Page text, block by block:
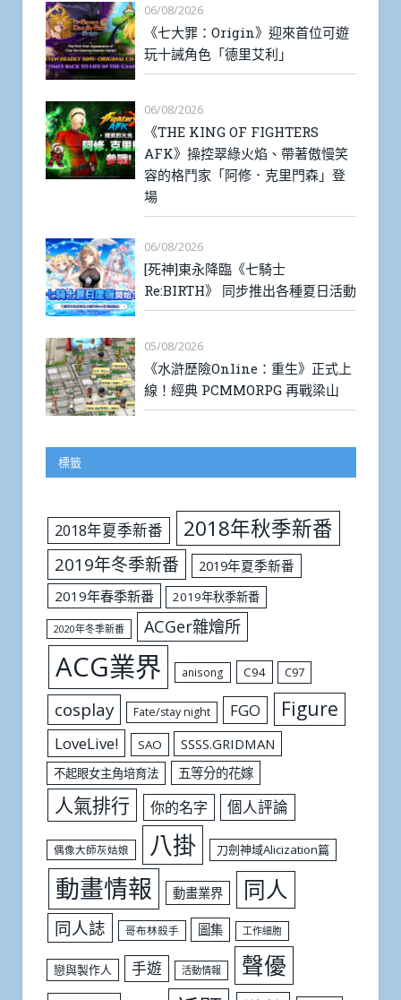
06/08/2026
《七大罪：Origin》迎來首位可遊
玩十誡角色「德里艾利」
06/08/2026
《THE KING OF FIGHTERS
AFK》操控翠綠火焰、帶著傲慢笑
容的格鬥家「阿修．克里門森」登
場
06/08/2026
[死神]東永降臨《七騎士
Re:BIRTH》 同步推出各種夏日活動
05/08/2026
《水滸歷險Online：重生》正式上
線！經典 PCMMORPG 再戰梁山
標籤
2018年夏季新番 2018年秋季新番
2019年冬季新番
2019年夏季新番
2019年春季新番
2019年秋季新番
2020年冬季新番 ACGer雜燴所
ACG業界 anisong C94 C97
cosplay Fate/stay night FGO Figure
LoveLive! SAO SSSS.GRIDMAN
不起眼女主角培育法 五等分的花嫁
人氣排行 你的名字 個人評論
偶像大師灰姑娘 八掛 刀劍神域Alicization篇
動畫情報 動畫業界 同人
同人誌 哥布林殺手 圖集 工作細胞
戀與製作人 手遊 活動情報 聲優